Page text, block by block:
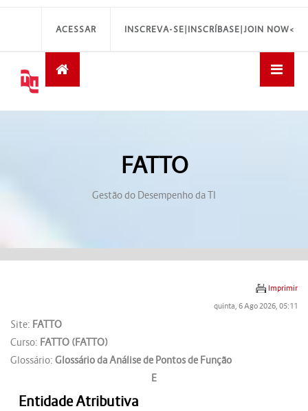
INSCREVA-SE|INSCRÍBASE|JOIN NOW<
ACESSAR
FATTO
Gestão do Desempenho da TI
Imprimir
quinta, 6 Ago 2026, 05:11
Site: FATTO
Curso: FATTO (FATTO)
Glossário: Glossário da Análise de Pontos de Função
E
Entidade Atributiva